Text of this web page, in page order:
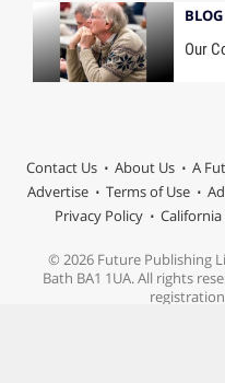
BLOG
Our
Contact Us About Us A
Advertise
Terms of Use
Privacy Policy
California
© 2026 Future Publishing
Bath BA1 1UA. All rights